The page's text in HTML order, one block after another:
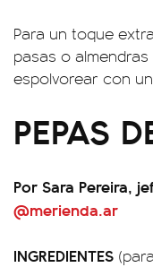
Para un toque
pasas o
espolvorear con
PEPAS
Por Sara Pereira,
@merienda.ar
INGREDIENTES